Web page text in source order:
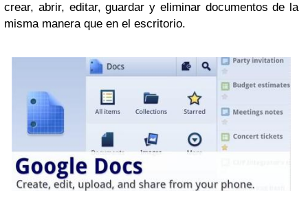
crear, abrir, editar, guardar y eliminar documentos de la
misma manera que en el escritorio.